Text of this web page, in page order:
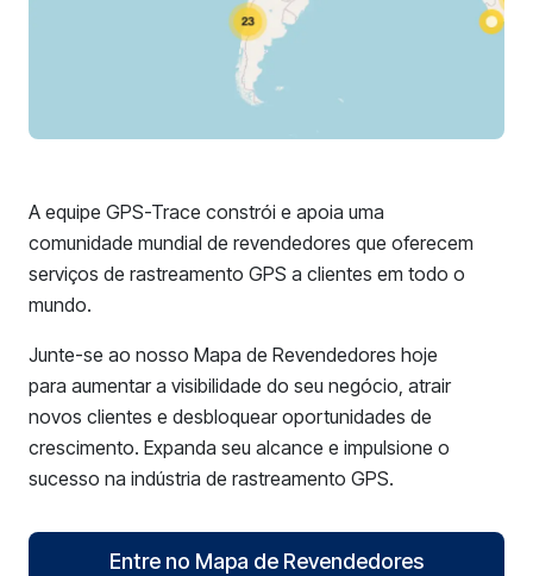
A equipe GPS-Trace constrói e apoia uma
comunidade mundial de revendedores que oferecem
serviços de rastreamento GPS a clientes em todo o
mundo.
Junte-se ao nosso Mapa de Revendedores hoje
para aumentar a visibilidade do seu negócio, atrair
novos clientes e desbloquear oportunidades de
crescimento. Expanda seu alcance e impulsione o
sucesso na indústria de rastreamento GPS.
Entre no Mapa de Revendedores